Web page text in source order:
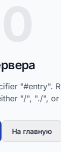
"#entry".
"/", "./",
На главную